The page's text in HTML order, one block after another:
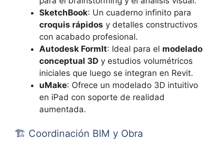
SketchBook: Un cuaderno infinito para
croquis rápidos y detalles constructivos
con acabado profesional.
Autodesk FormIt: Ideal para el modelado
conceptual 3D y estudios volumétricos
iniciales que luego se integran en Revit.
uMake: Ofrece un modelado 3D intuitivo
en iPad con soporte de realidad
aumentada.
🏗️ Coordinación BIM y Obra